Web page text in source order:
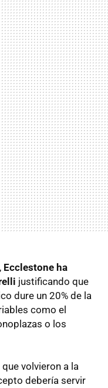
Ecclestone ha
justificando que
dure un 20% de la
como el
o los
volvieron a la
debería servir